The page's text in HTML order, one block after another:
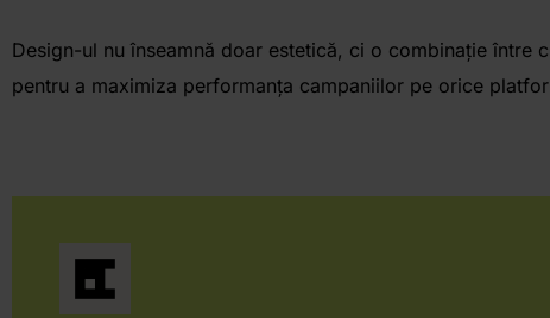
Design-ul nu înseamnă doar estetică, ci o combinație
pentru a maximiza performanța campaniilor pe orice